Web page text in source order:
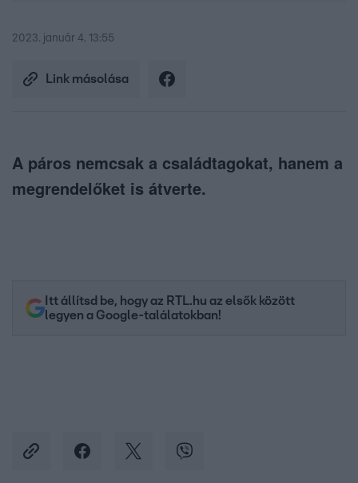
2023. január 4. 13:55
Link másolása
A páros nemcsak a családtagokat, hanem a
megrendelőket is átverte.
Itt állítsd be, hogy az RTL.hu az elsők között
legyen a Google-találatokban!